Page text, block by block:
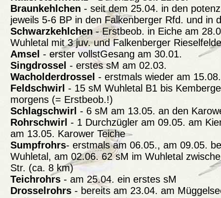
Braunkehlchen - seit dem 25.04. in den
jeweils 5-6 BP in den Falkenberger Rfd. und in
Schwarzkehlchen- Erstbeob. in Eiche am
Wuhletal mit 3 juv. und Falkenberger
Amsel - erster vollstGesang am 30.01.
Singdrossel - erstes sM am 02.03.
Wacholderdrossel - erstmals wieder am
Feldschwirl - 15 sM Wuhletal B1 bis
morgens (= Erstbeob.!)
Schlagschwirl - 6 sM am 13.05. an den
Rohrschwirl - 1 Durchzügler am 09.05. am
am 13.05. Karower Teiche
Sumpfrohrs- erstmals am 06.05., am 09.05.
Wuhletal, am 02.06. 62 sM im Wuhletal
Str. (ca. 8 km)
Teichrohrs - am 25.04. ein erstes sM
Drosselrohrs - bereits am 23.04. am